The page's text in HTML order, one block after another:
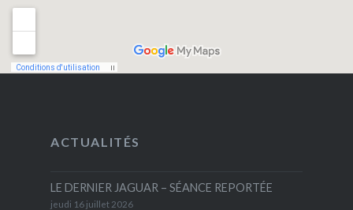
ACTUALITÉS
LE DERNIER JAGUAR – SÉANCE REPORTÉE
jeudi 16 juillet 2026